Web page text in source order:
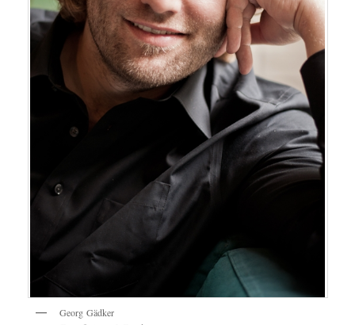
Georg Gädker